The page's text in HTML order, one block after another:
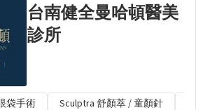
台南健全曼哈頓醫美
診所
袋手術 Sculptra 舒顏萃 / 童顏針